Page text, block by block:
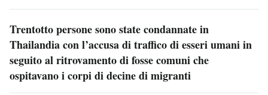
Trentotto persone sono state condannate in
Thailandia con l’accusa di traffico di esseri umani in
seguito al ritrovamento di fosse comuni che
ospitavano i corpi di decine di migranti